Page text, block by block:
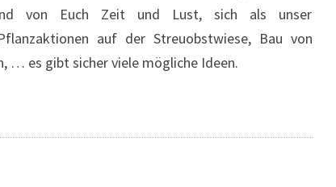
von Euch Zeit und Lust, sich als unser
auf der Streuobstwiese, Bau von
… es gibt sicher viele mögliche Ideen.